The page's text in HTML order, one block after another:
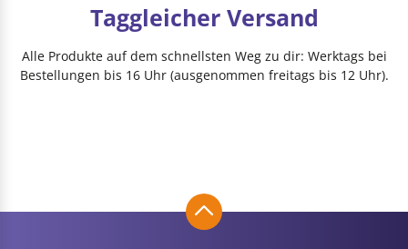
Taggleicher Versand
Alle Produkte auf dem schnellsten Weg zu dir: Werktags bei
Bestellungen bis 16 Uhr (ausgenommen freitags bis 12 Uhr).